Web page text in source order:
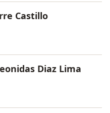
Castillo
Diaz Lima